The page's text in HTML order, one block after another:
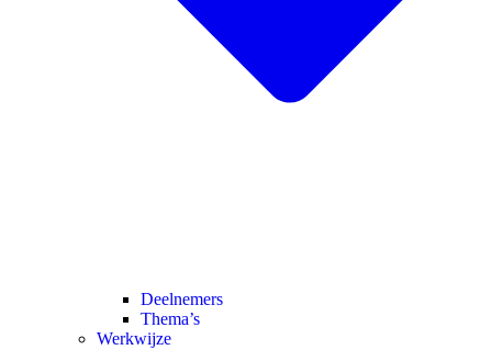
Deelnemers
Thema’s
Werkwijze